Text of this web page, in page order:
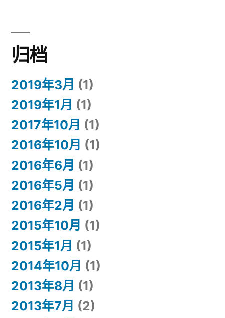
归档
2019年3月 (1)
2019年1月 (1)
2017年10月 (1)
2016年10月 (1)
2016年6月 (1)
2016年5月 (1)
2016年2月 (1)
2015年10月 (1)
2015年1月 (1)
2014年10月 (1)
2013年8月 (1)
2013年7月 (2)